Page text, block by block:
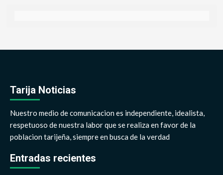
Tarija Noticias
Nuestro medio de comunicacion es independiente, idealista,
respetuoso de nuestra labor que se realiza en favor de la
poblacion tarijeña, siempre en busca de la verdad
Entradas recientes